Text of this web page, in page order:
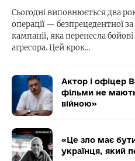
Сьогодні виповнюється два
операції — безпрецедентної
кампанії, яка перенесла
агресора. Цей крок…
Актор і офіцер
фільми не мають
війною»
«Це зло має
українця, який